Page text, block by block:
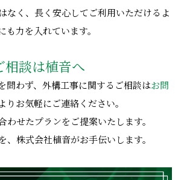
なく、長く安心してご利用いただけるよ
も力を入れています。
相談は植音へ
問わず、外構工事に関するご相談はお問
よりお気軽にご連絡ください。
わせたプランをご提案いたします。
、株式会社植音がお手伝いします。